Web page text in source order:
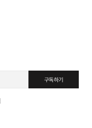
구독하기